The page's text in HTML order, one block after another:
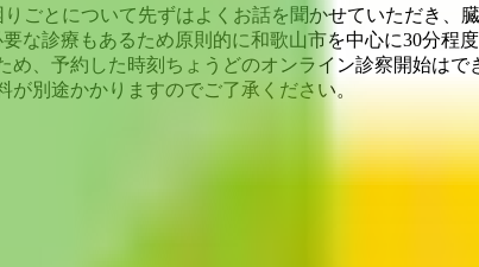
ごとについて先ずはよくお話を聞かせていただき、
な診療もあるため原則的に和歌山市を中心に30分程
、予約した時刻ちょうどのオンライン診察開始は
別途かかりますのでご了承ください。